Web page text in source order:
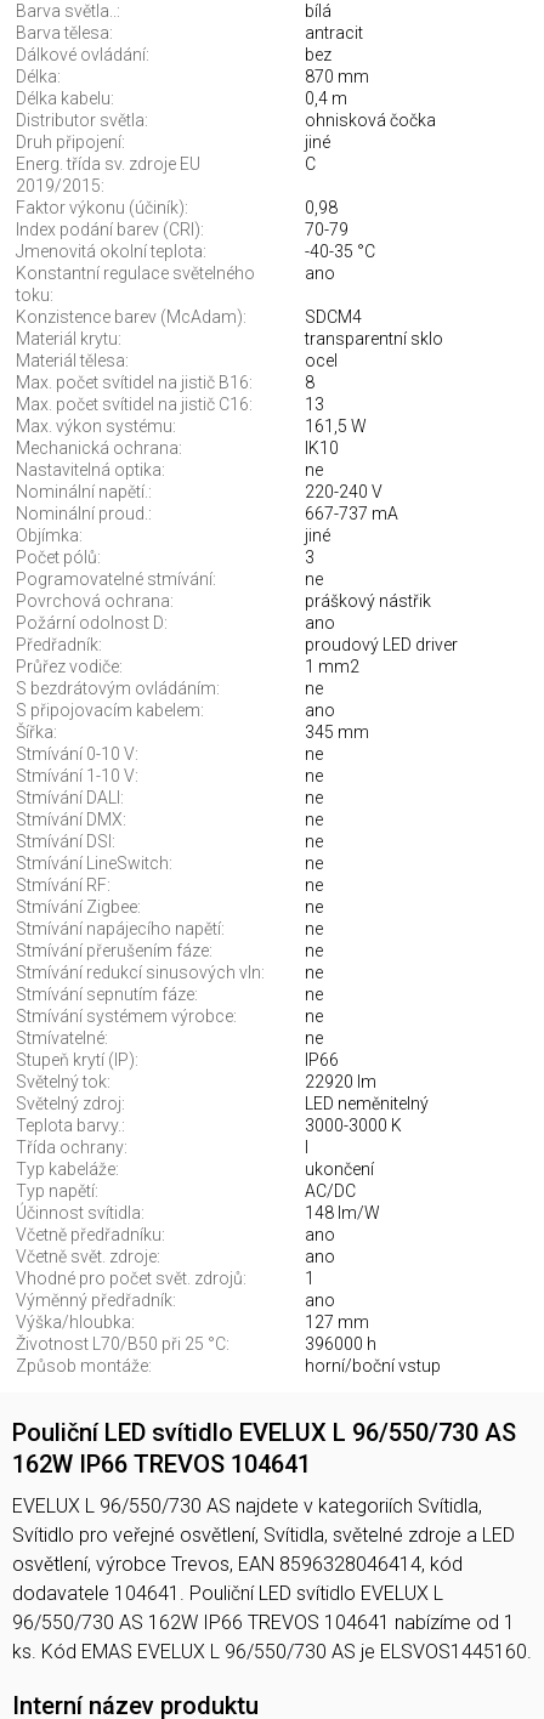
Barva světla..:
bílá
Barva tělesa:
antracit
Dálkové ovládání:
bez
Délka:
870 mm
Délka kabelu:
0,4 m
Distributor světla:
ohnisková čočka
Druh připojení:
jiné
Energ. třída sv. zdroje EU
2019/2015:
C
Faktor výkonu (účiník):
0,98
Index podání barev (CRI):
70-79
Jmenovitá okolní teplota:
-40-35 °C
Konstantní regulace světelného
toku:
ano
Konzistence barev (McAdam):
SDCM4
Materiál krytu:
transparentní sklo
Materiál tělesa:
ocel
Max. počet svítidel na jistič B16:
8
Max. počet svítidel na jistič C16:
13
Max. výkon systému:
161,5 W
Mechanická ochrana:
IK10
Nastavitelná optika:
ne
Nominální napětí.:
220-240 V
Nominální proud.:
667-737 mA
Objímka:
jiné
Počet pólů:
3
Pogramovatelné stmívání:
ne
Povrchová ochrana:
práškový nástřik
Požární odolnost D:
ano
Předřadník:
proudový LED driver
Průřez vodiče:
1 mm2
S bezdrátovým ovládáním:
ne
S připojovacím kabelem:
ano
Šířka:
345 mm
Stmívání 0-10 V:
ne
Stmívání 1-10 V:
ne
Stmívání DALI:
ne
Stmívání DMX:
ne
Stmívání DSI:
ne
Stmívání LineSwitch:
ne
Stmívání RF:
ne
Stmívání Zigbee:
ne
Stmívání napájecího napětí:
ne
Stmívání přerušením fáze:
ne
Stmívání redukcí sinusových vln:
ne
Stmívání sepnutím fáze:
ne
Stmívání systémem výrobce:
ne
Stmívatelné:
ne
Stupeň krytí (IP):
IP66
Světelný tok:
22920 lm
Světelný zdroj:
LED neměnitelný
Teplota barvy.:
3000-3000 K
Třída ochrany:
Typ kabeláže:
ukončení
Typ napětí:
AC/DC
Účinnost svítidla:
148 lm/W
Včetně předřadníku:
ano
Včetně svět. zdroje:
ano
Vhodné pro počet svět. zdrojů:
1
Výměnný předřadník:
ano
Výška/hloubka:
127 mm
Životnost L70/B50 při 25 °C:
396000 h
Způsob montáže:
horní/boční vstup
Pouliční LED svítidlo EVELUX L 96/550/730 AS
162W IP66 TREVOS 104641
EVELUX L 96/550/730 AS najdete v kategoriích Svítidla,
Svítidlo pro veřejné osvětlení, Svítidla, světelné zdroje a LED
osvětlení, výrobce Trevos, EAN 8596328046414, kód
dodavatele 104641. Pouliční LED svítidlo EVELUX L
96/550/730 AS 162W IP66 TREVOS 104641 nabízíme od 1
ks. Kód EMAS EVELUX L 96/550/730 AS je ELSVOS1445160.
Interní název produktu